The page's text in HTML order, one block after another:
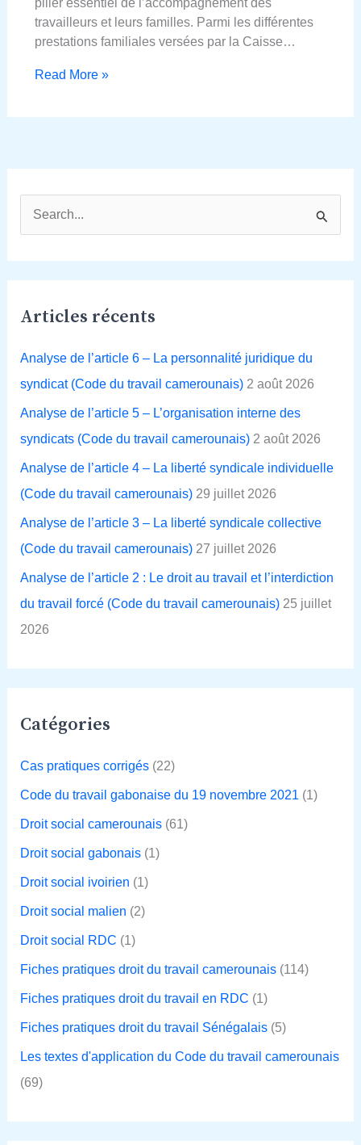
pilier essentiel de l’accompagnement des
travailleurs et leurs familles. Parmi les différentes
prestations familiales versées par la Caisse…
Read More »
e
:
Articles récents
Analyse de l’article 6 – La personnalité juridique du
syndicat (Code du travail camerounais) 2 août 2026
Analyse de l’article 5 – L’organisation interne des
syndicats (Code du travail camerounais) 2 août 2026
Analyse de l’article 4 – La liberté syndicale individuelle
(Code du travail camerounais) 29 juillet 2026
Analyse de l’article 3 – La liberté syndicale collective
(Code du travail camerounais) 27 juillet 2026
Analyse de l’article 2 : Le droit au travail et l’interdiction
du travail forcé (Code du travail camerounais) 25 juillet
2026
Catégories
Cas pratiques corrigés(22)
Code du travail gabonaise du 19 novembre 2021 (1)
Droit social camerounais(61)
Droit social gabonais(1)
Droit social ivoirien (1)
Droit social malien (2)
Droit social RDC (1)
Fiches pratiques droit du travail camerounais(114)
Fiches pratiques droit du travail en RDC (1)
Fiches pratiques droit du travail Sénégalais(5)
Les textes d'application du Code du travail camerounais
(69)